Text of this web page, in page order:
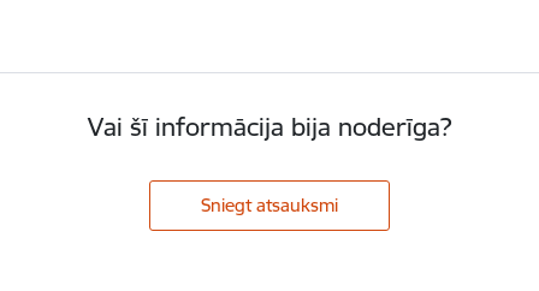
Vai šī informācija bija noderīga?
Sniegt atsauksmi